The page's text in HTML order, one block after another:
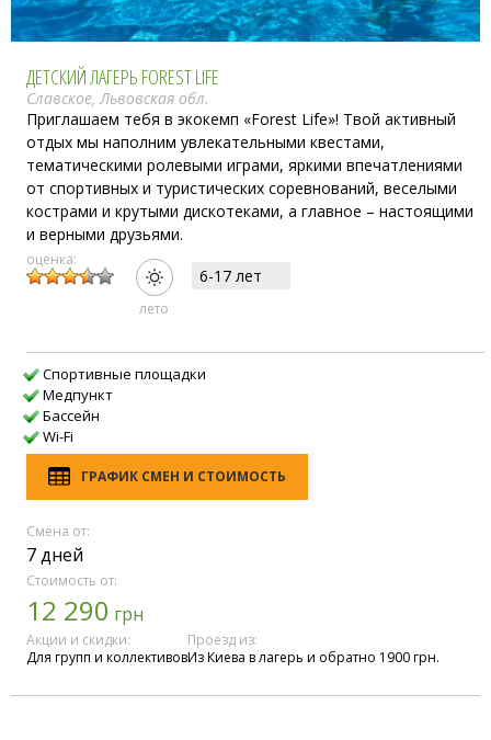
ДЕТСКИЙ ЛАГЕРЬ FOREST LIFE
Славское, Львовская обл.
Приглашаем тебя в экокемп «Forest Life»! Твой активный
отдых мы наполним увлекательными квестами,
тематическими ролевыми играми, яркими впечатлениями
от спортивных и туристических соревнований, веселыми
кострами и крутыми дискотеками, а главное – настоящими
и верными друзьями.
оценка:
лето
6-17 лет
Спортивные площадки
Медпункт
Бассейн
Wi-Fi
ГРАФИК СМЕН И СТОИМОСТЬ
Смена от:
7 дней
Стоимость от:
12 290 грн
Акции и скидки:
Для групп и коллективов
Проезд из:
Из Киева в лагерь и обратно 1900 грн.